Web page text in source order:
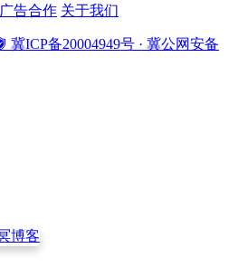
广告合作 关于我们
冀ICP备20004949号 · 冀公网安备